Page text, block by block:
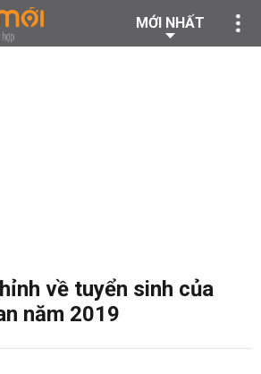
MỚI NHẤT
về tuyển sinh của
năm 2019